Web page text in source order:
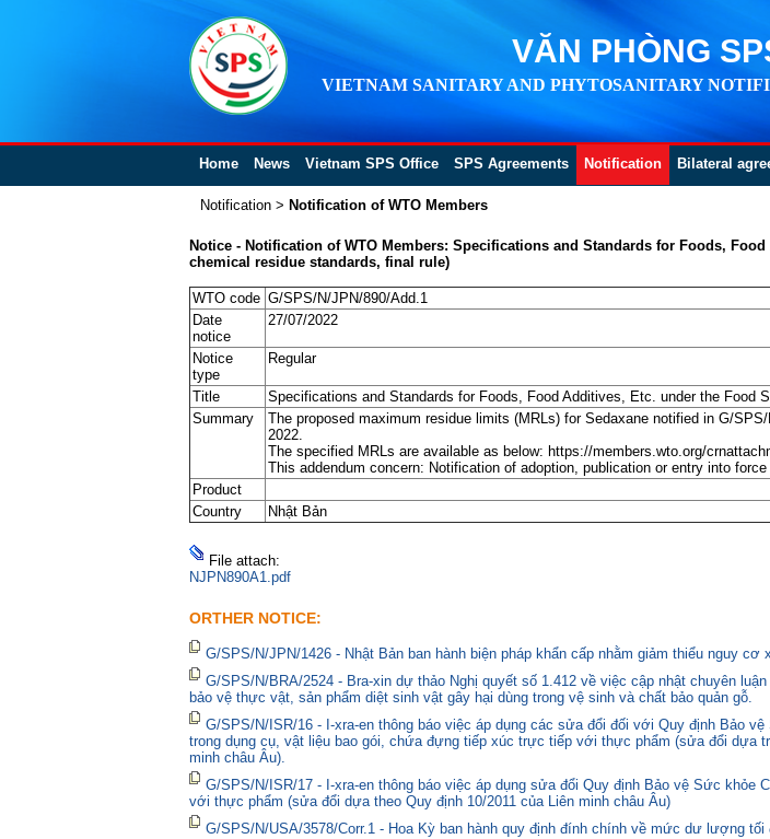
VĂN PHÒNG
VIETNAM SANITARY AND PHYTOSANITARY
Home News Vietnam SPS Office SPS Agreements Notification Bilateral
Notification> Notification of WTO Members
Notice - Notification of WTO Members: Specifications and Standards for Foods,
chemical residue standards, final rule)
WTO code G/SPS/N/JPN/890/Add.1
Date
notice
27/07/2022
Notice
type
Regular
Title
Specifications and Standards for Foods, Food Additives, Etc. under the Food
Summary
The proposed maximum residue limits (MRLs) for Sedaxane notified in G/
2022.
The specified MRLs are available as below: https://members.wto.org/
This addendum concern: Notification of adoption, publication or entry into force
Product
Country
Nhật Bản
File attach:
NJPN890A1.pdf
ORTHER NOTICE:
G/SPS/N/JPN/1426 - Nhật Bản ban hành biện pháp khẩn cấp nhằm giảm thiểu nguy
G/SPS/N/BRA/2524 - Bra-xin dự thảo Nghị quyết số 1.412 về việc cập nhật chuyên
bảo vệ thực vật, sản phẩm diệt sinh vật gây hại dùng trong vệ sinh và chất bảo quản gỗ.
G/SPS/N/ISR/16 - I-xra-en thông báo việc áp dụng các sửa đổi đối với Quy định Bảo
trong dụng cụ, vật liệu bao gói, chứa đựng tiếp xúc trực tiếp với thực phẩm (sửa đổi dựa
minh châu Âu).
G/SPS/N/ISR/17 - I-xra-en thông báo việc áp dụng sửa đổi Quy định Bảo vệ Sức
với thực phẩm (sửa đổi dựa theo Quy định 10/2011 của Liên minh châu Âu)
G/SPS/N/USA/3578/Corr.1 - Hoa Kỳ ban hành quy định đính chính về mức dư lượng